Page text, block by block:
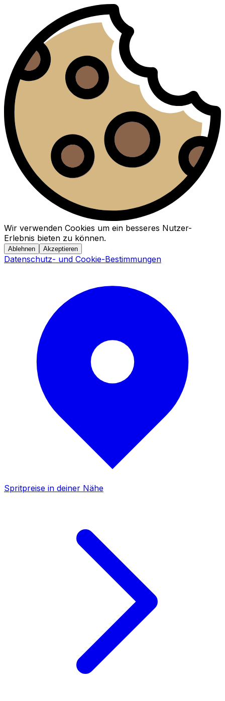
Wir verwenden Cookies um ein besseres Nutzer-
Erlebnis bieten zu können.
Ablehnen Akzeptieren
Datenschutz- und Cookie-Bestimmungen
Spritpreise in deiner Nähe